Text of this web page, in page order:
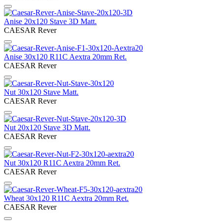
Anise 20х120 Stave 3D Matt.
CAESAR Rever
Anise 30х120 R11C Aextra 20mm Ret.
CAESAR Rever
Nut 30х120 Stave Matt.
CAESAR Rever
Nut 20х120 Stave 3D Matt.
CAESAR Rever
Nut 30х120 R11C Aextra 20mm Ret.
CAESAR Rever
Wheat 30х120 R11C Aextra 20mm Ret.
CAESAR Rever